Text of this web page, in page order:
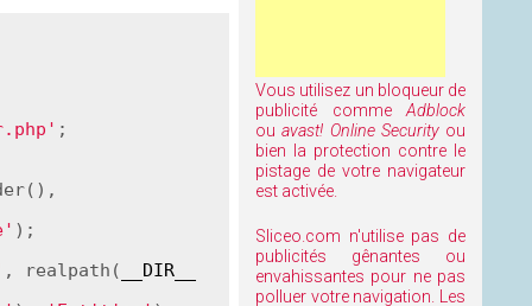
;
);
, realpath(
__DIR__
Vous utilisez un bloqueur de
publicité comme Adblock
ouavast! Online Securityou
bien la protection contre le
pistage de votre navigateur
est activée.
Sliceo.com n'utilise pas de
publicités gênantes ou
envahissantes pour ne pas
polluer votre navigation. Les